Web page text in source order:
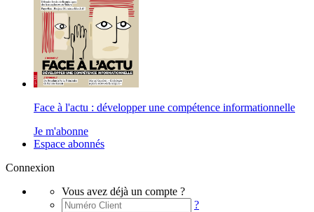
Face à l'actu : développer une compétence informationnelle
Je m'abonne
Espace abonnés
Connexion
Vous avez déjà un compte ?
?